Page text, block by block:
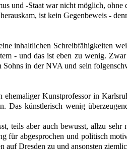
und -Staat war nicht möglich,
ist kein Gegenbeweis -
inhaltlichen Schreibfähigkeiten
- und das ist eben zu wenig.
in der NVA und sein
Kunstprofessor in
Das künstlerisch wenig
teils aber auch bewusst, allzu
für abgesprochen und politisch
auf Dresden zu und ansonsten